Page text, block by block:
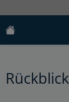
Rückblick